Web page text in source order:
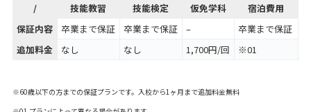
/ 技能教習 技能検定 仮免学科
宿泊費用
保証内容
卒業まで保証 卒業まで保証 –
卒業まで保証
追加料金
なし なし 1,700円/回 ※01
※60歳以下の方までの保証プランです。入校から1ヶ月まで追加料金無料